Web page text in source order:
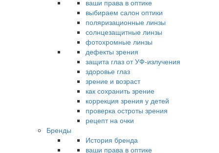
ваши права в оптике
выбираем салон оптики
поляризационные линзы
солнцезащитные линзы
фотохромные линзы
дефекты зрения
защита глаз от УФ-излучения
здоровье глаз
зрение и возраст
как сохранить зрение
коррекция зрения у детей
проверка остроты зрения
рецепт на очки
Бренды
История бренда
ваши права в оптике